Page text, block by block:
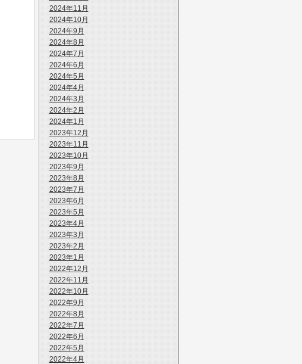
2024年11月
2024年10月
2024年9月
2024年8月
2024年7月
2024年6月
2024年5月
2024年4月
2024年3月
2024年2月
2024年1月
2023年12月
2023年11月
2023年10月
2023年9月
2023年8月
2023年7月
2023年6月
2023年5月
2023年4月
2023年3月
2023年2月
2023年1月
2022年12月
2022年11月
2022年10月
2022年9月
2022年8月
2022年7月
2022年6月
2022年5月
2022年4月